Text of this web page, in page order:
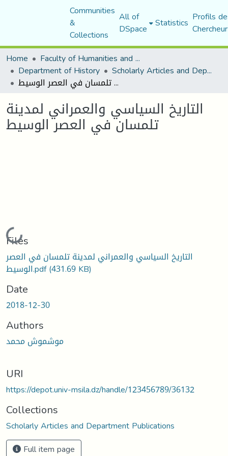
Communities
&
Collections
All of
DSpace Statistics Profils
Home
Faculty of Humanities and Social Sciences
Department of History Scholarly Articles and Department Publications
التاريخ السياسي والعمراني لمدينة تلمسان في العصر الوسيط
التاريخ السياسي والعمراني لمدينة
تلمسان في العصر الوسيط
Loading...
Files
التاريخ السياسي والعمراني لمدينة تلمسان في العصر
الوسيط.pdf(431.69 KB)
Date
2018-12-30
Authors
موشموش محمد
URI
https://depot.univ-msila.dz/handle/123456789/36132
Collections
Scholarly Articles and Department Publications
Full item page